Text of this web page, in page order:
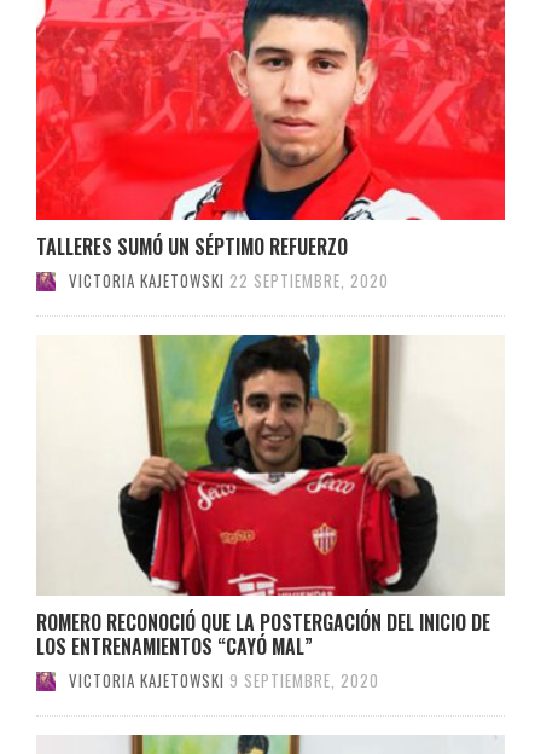
TALLERES SUMÓ UN SÉPTIMO REFUERZO
VICTORIA KAJETOWSKI 22 SEPTIEMBRE, 2020
ROMERO RECONOCIÓ QUE LA POSTERGACIÓN DEL INICIO DE
LOS ENTRENAMIENTOS “CAYÓ MAL”
VICTORIA KAJETOWSKI 9 SEPTIEMBRE, 2020